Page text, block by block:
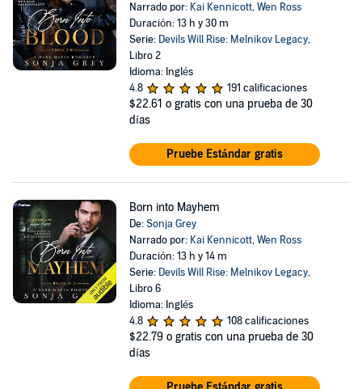
Narrado por: Kai Kennicott,Wen Ross
Duración: 13 h y 30 m
Serie: Devils Will Rise: Melnikov Legacy,
Libro 2
Idioma: Inglés
4.8
191 calificaciones
$22.61 o gratis con una prueba de 30
días
Pruebe Estándar gratis
Born into Mayhem
De:Sonja Grey
Narrado por: Kai Kennicott,Wen Ross
Duración: 13 h y 14 m
Serie: Devils Will Rise: Melnikov Legacy,
Libro 6
Idioma: Inglés
4.8
108 calificaciones
$22.79 o gratis con una prueba de 30
días